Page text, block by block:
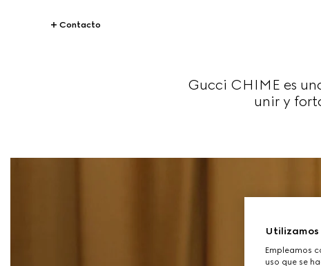
Contacto
Gucci CHIME es
unir y
Utilizamos
Empleamos
uso que se